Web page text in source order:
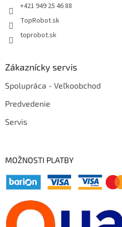
+421 949 25 46 88
TopRobot.sk
toprobot.sk
Zákaznícky servis
Spolupráca - Veľkoobchod
Predvedenie
Servis
MOŽNOSTI PLATBY